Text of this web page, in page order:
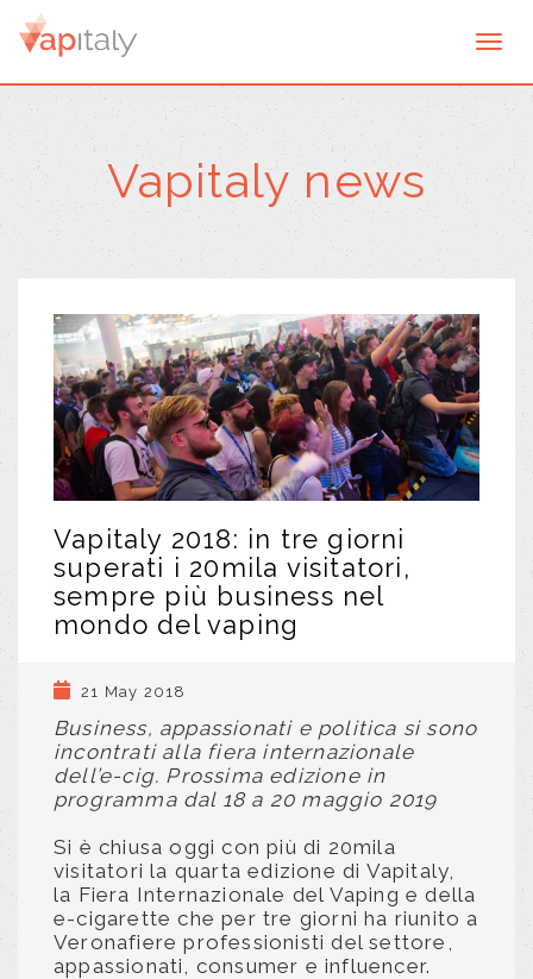
Vapitaly news
Vapitaly 2018: in tre giorni
superati i 20mila visitatori,
sempre più business nel
mondo del vaping
21 May 2018
Business, appassionati e politica si sono
incontrati alla fiera internazionale
dell’e-cig. Prossima edizione in
programma dal 18 a 20 maggio 2019
Si è chiusa oggi con più di 20mila
visitatori la quarta edizione di Vapitaly,
la Fiera Internazionale del Vaping e della
e-cigarette che per tre giorni ha riunito a
Veronafiere professionisti del settore,
appassionati, consumer e influencer.